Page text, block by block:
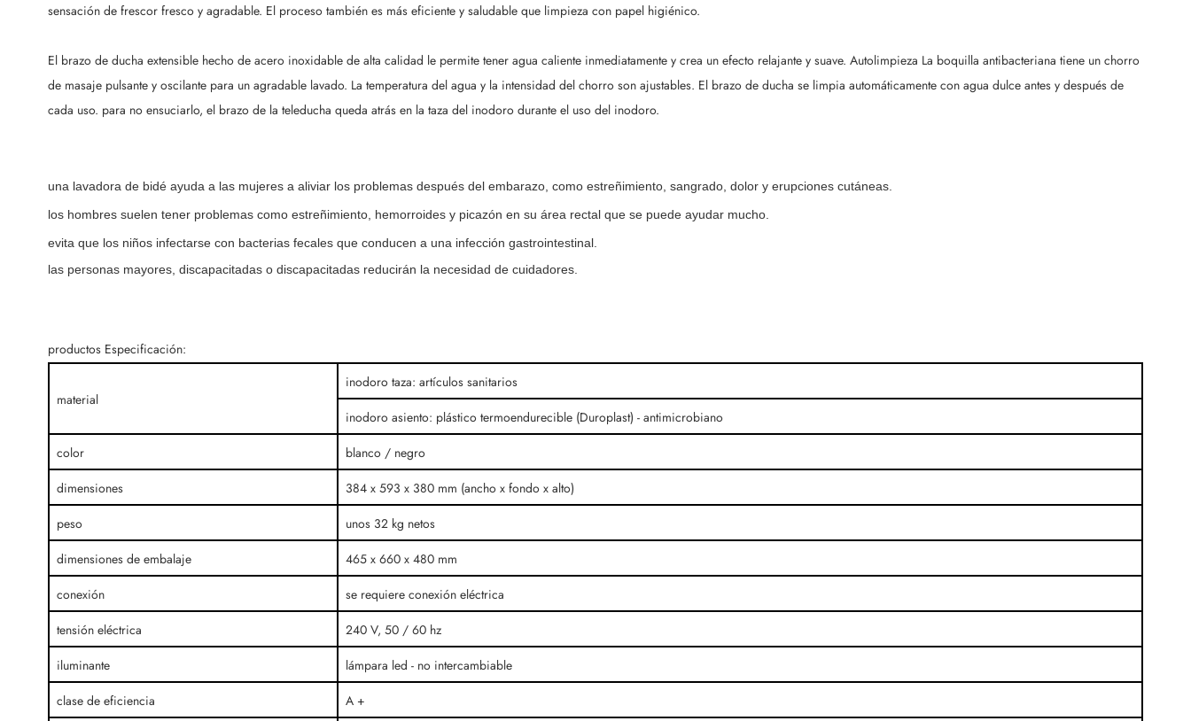
sensación de frescor fresco y agradable. El proceso también es más eficiente y saludable que limpieza con papel higiénico.
El brazo de ducha extensible hecho de acero inoxidable de alta calidad le permite tener agua caliente inmediatamente y crea un efecto relajante y suave. Autolimpieza La boquilla antibacteriana tiene un chorro
de masaje pulsante y oscilante para un agradable lavado. La temperatura del agua y la intensidad del chorro son ajustables. El brazo de ducha se limpia automáticamente con agua dulce antes y después de
cada uso. para no ensuciarlo, el brazo de la teleducha queda atrás en la taza del inodoro durante el uso del inodoro.
una lavadora de bidé ayuda a las mujeres a aliviar los problemas después del embarazo, como estreñimiento, sangrado, dolor y erupciones cutáneas.
los hombres suelen tener problemas como estreñimiento, hemorroides y picazón en su área rectal que se puede ayudar mucho.
evita que los niños infectarse con bacterias fecales que conducen a una infección gastrointestinal.
las personas mayores, discapacitadas o discapacitadas reducirán la necesidad de cuidadores.
productos Especificación:
material
inodoro taza: artículos sanitarios
inodoro asiento: plástico termoendurecible (Duroplast) - antimicrobiano
color
blanco / negro
dimensiones
384 x 593 x 380 mm (ancho x fondo x alto)
peso
unos 32 kg netos
dimensiones de embalaje
465 x 660 x 480 mm
conexión
se requiere conexión eléctrica
tensión eléctrica
240 V, 50 / 60 hz
iluminante
lámpara led - no intercambiable
clase de eficiencia
A +